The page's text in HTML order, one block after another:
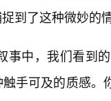
到了这种微妙的
事中，我们看到
手可及的质感